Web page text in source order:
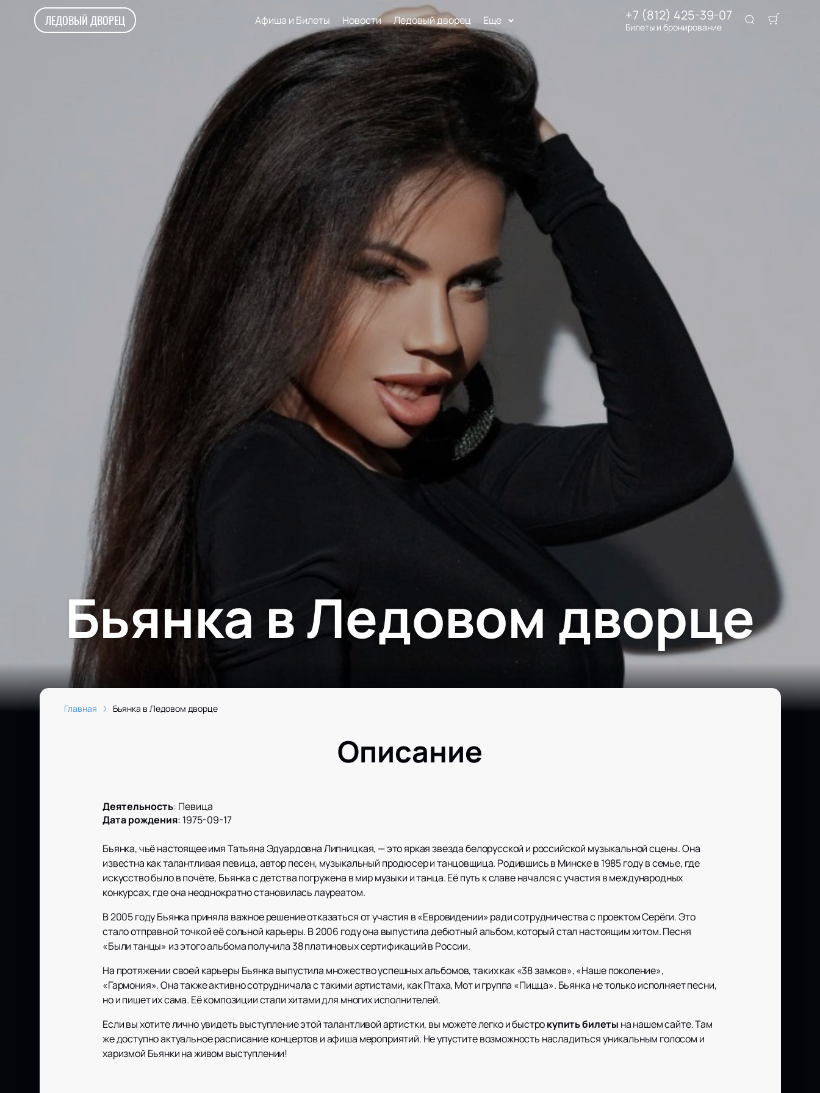
ЛЕДОВЫЙ ДВОРЕЦ Афиша и Билеты Новости Ледовый дворец Еще +7 (812) 425-39-07
Билеты и бронирование
Бьянка в Ледовом дворце
Главная Бьянка в Ледовом дворце
Описание
Деятельность: Певица
Дата рождения: 1975-09-17
Бьянка, чьё настоящее имя Татьяна Эдуардовна Липницкая, — это яркая звезда белорусской и российской музыкальной сцены. Она
известна как талантливая певица, автор песен, музыкальный продюсер и танцовщица. Родившись в Минске в 1985 году в семье, где
искусство было в почёте, Бьянка с детства погружена в мир музыки и танца. Её путь к славе начался с участия в международных
конкурсах, где она неоднократно становилась лауреатом.
В 2005 году Бьянка приняла важное решение отказаться от участия в «Евровидении» ради сотрудничества с проектом Серёги. Это
стало отправной точкой её сольной карьеры. В 2006 году она выпустила дебютный альбом, который стал настоящим хитом. Песня
«Были танцы» из этого альбома получила 38 платиновых сертификаций в России.
На протяжении своей карьеры Бьянка выпустила множество успешных альбомов, таких как «38 замков», «Наше поколение»,
«Гармония». Она также активно сотрудничала с такими артистами, как Птаха, Мот и группа «Пицца». Бьянка не только исполняет песни,
но и пишет их сама. Её композиции стали хитами для многих исполнителей.
Если вы хотите лично увидеть выступление этой талантливой артистки, вы можете легко и быстрокупить билеты на нашем сайте. Там
же доступно актуальное расписание концертов и афиша мероприятий. Не упустите возможность насладиться уникальным голосом и
харизмой Бьянки на живом выступлении!